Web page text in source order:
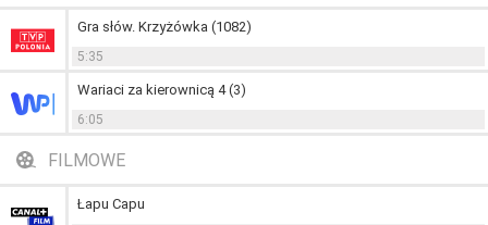
Gra słów. Krzyżówka (1082)
5:35
Wariaci za kierownicą 4 (3)
6:05
FILMOWE
Łapu Capu